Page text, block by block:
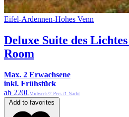
Eifel-Ardennen-Hohes Venn
Deluxe Suite des
Room
Max. 2 Erwachsene
inkl. Frühstück
ab 220€Midweek/2 Pers./1 Nacht
Add to favorites